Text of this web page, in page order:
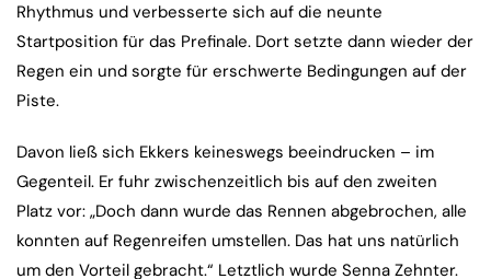
Rhythmus und verbesserte sich auf die neunte
Startposition für das Prefinale. Dort setzte dann wieder der
Regen ein und sorgte für erschwerte Bedingungen auf der
Piste.
Davon ließ sich Ekkers keineswegs beeindrucken – im
Gegenteil. Er fuhr zwischenzeitlich bis auf den zweiten
Platz vor: „Doch dann wurde das Rennen abgebrochen, alle
konnten auf Regenreifen umstellen. Das hat uns natürlich
um den Vorteil gebracht.“ Letztlich wurde Senna Zehnter.